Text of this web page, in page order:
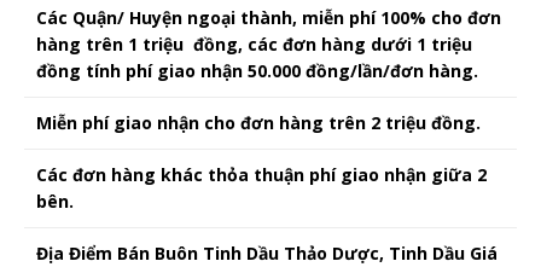
Các Quận/ Huyện ngoại thành, miễn phí 100% cho đơn
hàng trên 1 triệu đồng, các đơn hàng dưới 1 triệu
đồng tính phí giao nhận 50.000 đồng/lần/đơn hàng.
Miễn phí giao nhận cho đơn hàng trên 2 triệu đồng.
Các đơn hàng khác thỏa thuận phí giao nhận giữa 2
bên.
Địa Điểm Bán Buôn Tinh Dầu Thảo Dược, Tinh Dầu Giá